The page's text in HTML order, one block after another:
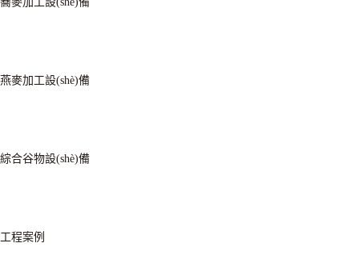
燕麥加工設(shè)備
綜合谷物設(shè)備
工程案例